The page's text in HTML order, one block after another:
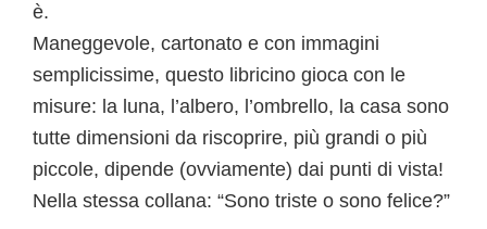
è.
Maneggevole, cartonato e con immagini
semplicissime, questo libricino gioca con le
misure: la luna, l’albero, l’ombrello, la casa sono
tutte dimensioni da riscoprire, più grandi o più
piccole, dipende (ovviamente) dai punti di vista!
Nella stessa collana: “Sono triste o sono felice?”